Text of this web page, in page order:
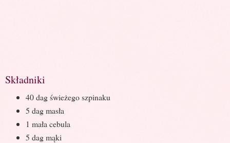
Składniki
40 dag świeżego szpinaku
5 dag masła
1 mała cebula
5 dag mąki